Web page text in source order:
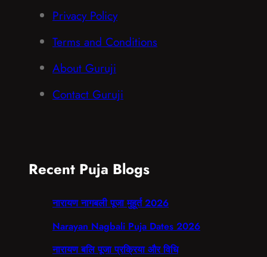
Privacy Policy
Terms and Conditions
About Guruji
Contact Guruji
Recent Puja Blogs
नारायण नागबली पूजा मुहूर्त 2026
Narayan Nagbali Puja Dates 2026
नारायण बलि पूजा प्रक्रिया और विधि